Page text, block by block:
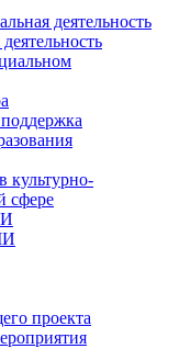
деятельность
поддержка
культурно-
сфере
проекта